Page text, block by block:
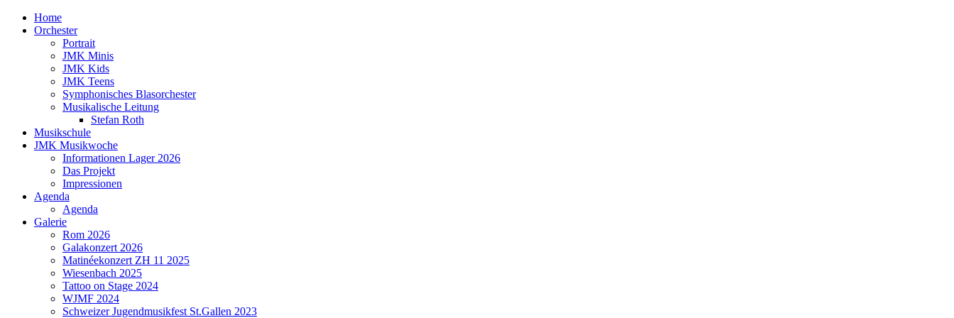
Home
Orchester
Portrait
JMK Minis
JMK Kids
JMK Teens
Symphonisches Blasorchester
Musikalische Leitung
Stefan Roth
Musikschule
JMK Musikwoche
Informationen Lager 2026
Das Projekt
Impressionen
Agenda
Agenda
Galerie
Rom 2026
Galakonzert 2026
Matinéekonzert ZH 11 2025
Wiesenbach 2025
Tattoo on Stage 2024
WJMF 2024
Schweizer Jugendmusikfest St.Gallen 2023